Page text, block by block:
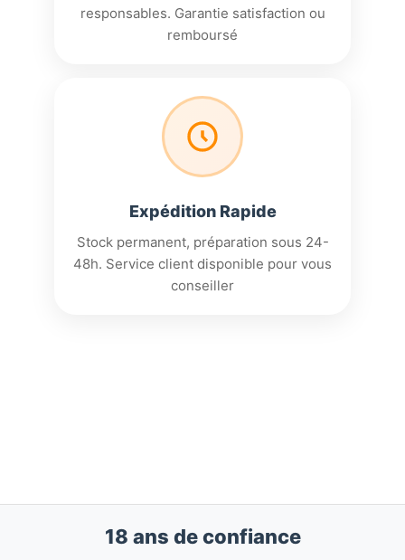
responsables. Garantie satisfaction ou
remboursé
Expédition Rapide
Stock permanent, préparation sous 24-
48h. Service client disponible pour vous
conseiller
18 ans de confiance